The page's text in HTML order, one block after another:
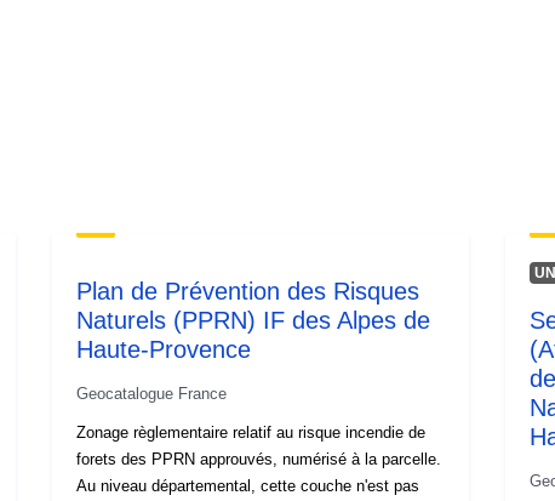
Plan de Prévention des Risques
Naturels (PPRN) IF des Alpes de
Haute-Provence
Geocatalogue France
Zonage règlementaire relatif au risque incendie de
forets des PPRN approuvés, numérisé à la parcelle.
Au niveau départemental, cette couche n'est pas